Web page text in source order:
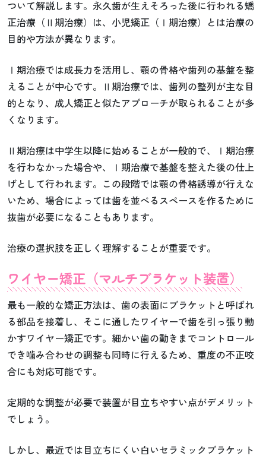
ついて解説します。永久歯が生えそろった後に行われる矯
正治療（Ⅱ期治療）は、小児矯正（Ⅰ期治療）とは治療の
目的や方法が異なります。
Ⅰ期治療では成長力を活用し、顎の骨格や歯列の基盤を整
えることが中心です。Ⅱ期治療では、歯列の整列が主な目
的となり、成人矯正と似たアプローチが取られることが多
くなります。
Ⅱ期治療は中学生以降に始めることが一般的で、Ⅰ期治療
を行わなかった場合や、Ⅰ期治療で基盤を整えた後の仕上
げとして行われます。この段階では顎の骨格誘導が行えな
いため、場合によっては歯を並べるスペースを作るために
抜歯が必要になることもあります。
治療の選択肢を正しく理解することが重要です。
ワイヤー矯正（マルチブラケット装置）
最も一般的な矯正方法は、歯の表面にブラケットと呼ばれ
る部品を接着し、そこに通したワイヤーで歯を引っ張り動
かすワイヤー矯正です。細かい歯の動きまでコントロール
でき噛み合わせの調整も同時に行えるため、重度の不正咬
合にも対応可能です。
定期的な調整が必要で装置が目立ちやすい点がデメリット
でしょう。
しかし、最近では目立ちにくい白いセラミックブラケット